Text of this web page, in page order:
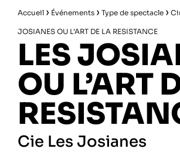
Accueil › Événements › Type de spectacle ›
JOSIANES OU L’ART DE LA RESISTANCE
LES
OU L’ART
Cie Les Josianes